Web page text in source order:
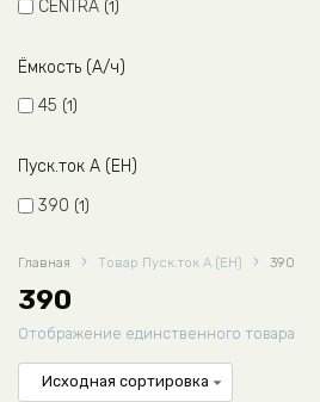
Главная Товар Пуск.ток A (EH) 390
390
Отображение единственного товара
CENTRA 1
Ёмкость (А/ч)
45 1
Пуск.ток A (EH)
390 1